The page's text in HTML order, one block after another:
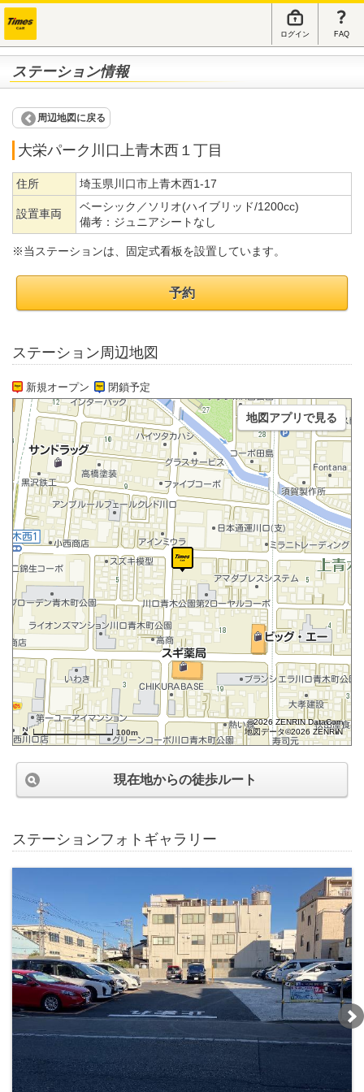
ログイン FAQ
ステーション情報
周辺地図に戻る
大栄パーク川口上青木西１丁目
住所 埼玉県川口市上青木西1-17
設置車両
ベーシック／ソリオ(ハイブリッド/1200cc)
備考： ジュニアシートなし
※当ステーションは、固定式看板を設置しています。
予約
ステーション周辺地図
新規オープン 閉鎖予定
100m
©2026 ZENRIN DataCom
地図データ©2026 ZENRIN
地図アプリで見る
現在地からの徒歩ルート
ステーションフォトギャラリー